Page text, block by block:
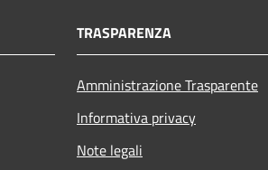
TRASPARENZA
Amministrazione Trasparente
Informativa privacy
Note legali